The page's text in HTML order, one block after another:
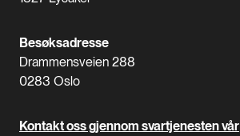
Besøksadresse
Drammensveien 288
0283 Oslo
Kontakt oss gjennom svartjenesten vår